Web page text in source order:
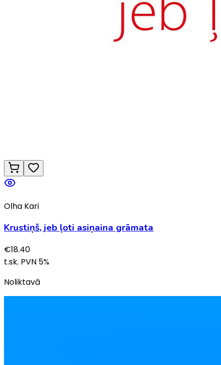
Olha Kari
Krustiņš, jeb ļoti asiņaina grāmata
€18.40
t.sk. PVN 5%
Noliktavā